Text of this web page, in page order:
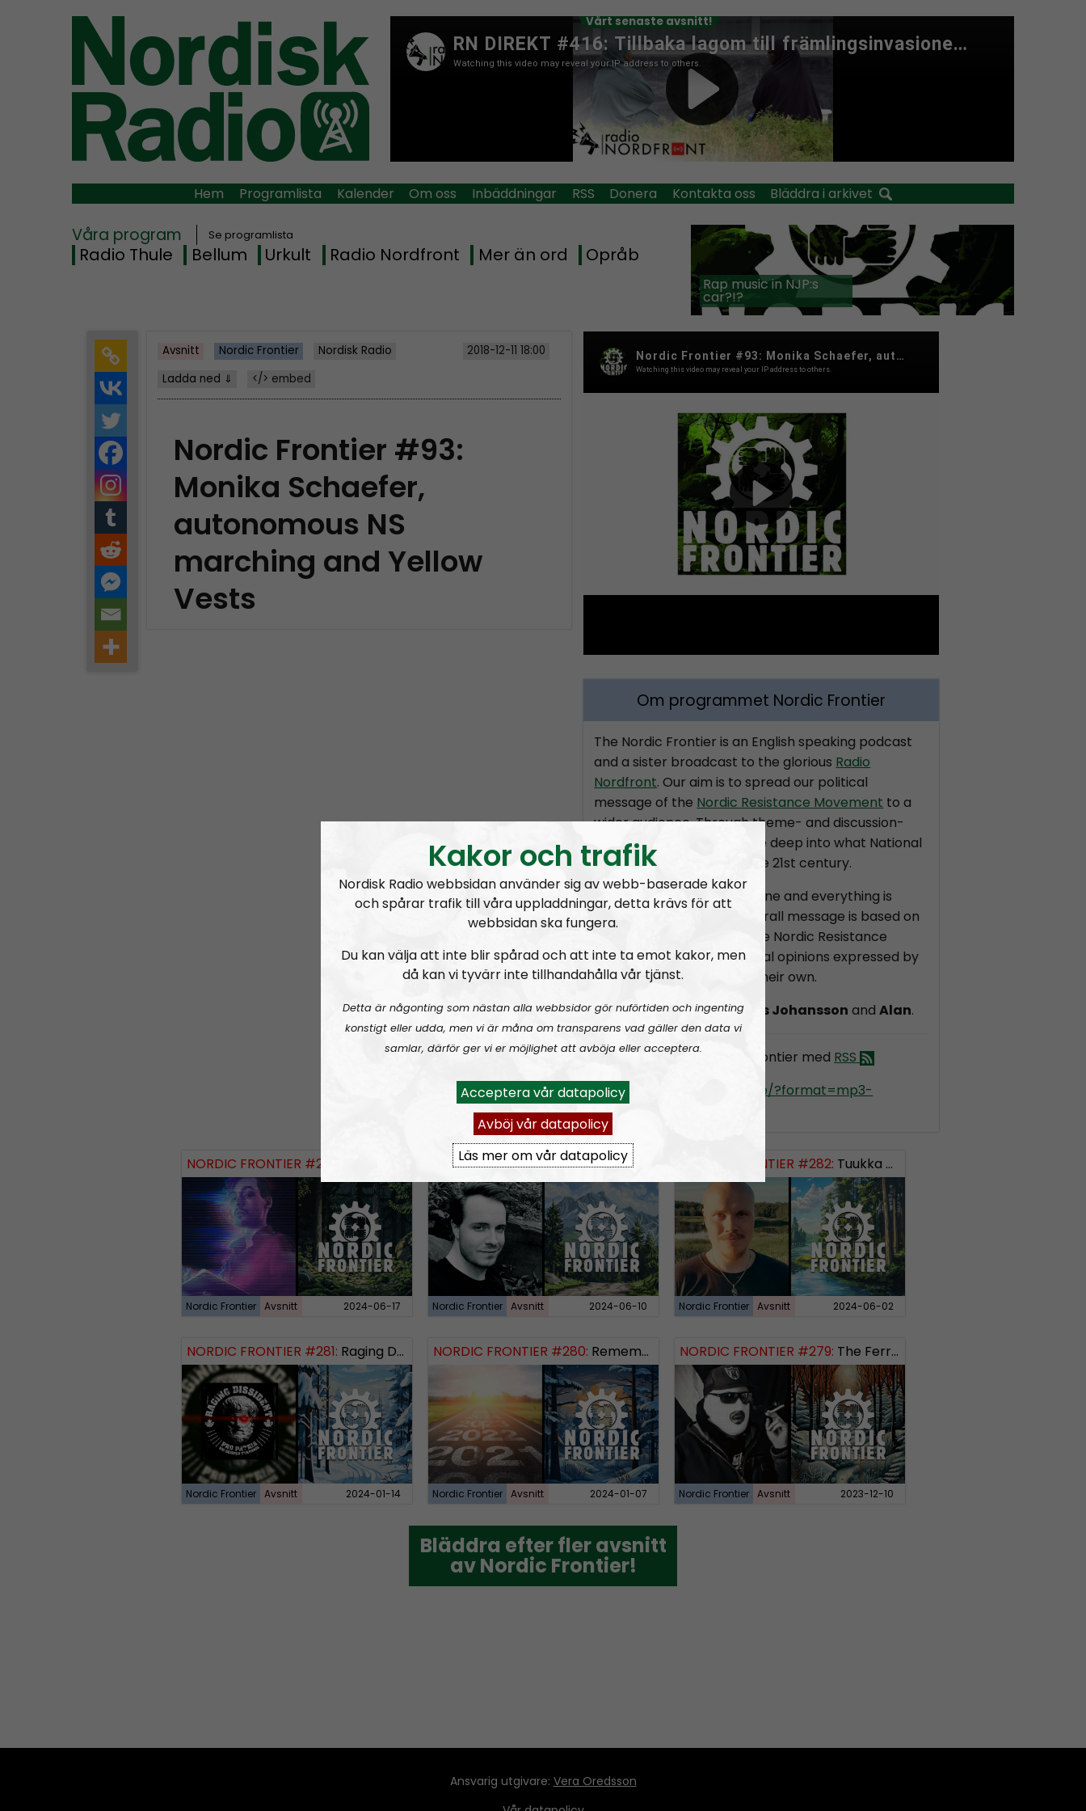
Vårt senaste avsnitt!
Hem Programlista Kalender Om oss Inbäddningar RSS Donera Kontakta oss Bläddra i arkivet
Våra program Se programlista
Radio Thule Bellum Urkult Radio Nordfront Mer än ord Opråb
Rap music in NJP:s
car?!?
Avsnitt Nordic Frontier Nordisk Radio
2018-12-11 18:00
Ladda ned ⇓
</> embed
Nordic Frontier #93:
Monika Schaefer,
autonomous NS
marching and Yellow
Vests
Om programmet Nordic Frontier
The Nordic Frontier is an English speaking podcast
and a sister broadcast to the glorious Radio
Nordfront. Our aim is to spread our political
message of the Nordic Resistance Movement to a
wider audience. Through theme- and discussion-
based episodes we will dive deep into what National
Socialism has to offer in the 21st century.
The format is not set in stone and everything is
subject to change, the overall message is based on
the political direction of the Nordic Resistance
Movement but the individual opinions expressed by
the hosts and guests are their own.
Permanent hosts:Andreas Johansson andAlan.
Prenumerera på Nordic Frontier med RSS
RSS:https://nordiskradio.se/?format=mp3-
rss&show=nordic-frontier
NORDIC FRONTIER #284:
Nordic Frontier Avsnitt 2024-06-17
NORDIC FRONTIER #283:Warren Balogh of Warstrike
Nordic Frontier Avsnitt 2024-06-10
NORDIC FRONTIER #282: Tuukka Kuru of Sinimusta Liike
Nordic Frontier Avsnitt 2024-06-02
NORDIC FRONTIER #281: Raging Dissident
Nordic Frontier Avsnitt 2024-01-14
NORDIC FRONTIER #280: Remembering 2023 and looking forward
Nordic Frontier Avsnitt 2024-01-07
NORDIC FRONTIER #279: The Ferryman’s Toll
Nordic Frontier Avsnitt 2023-12-10
Bläddra efter fler avsnitt
av Nordic Frontier!
Bläddra efter fler avsnitt
av Nordic Frontier!
Ansvarig utgivare: Vera Oredsson
Kakor och trafik
Nordisk Radio webbsidan använder sig av webb-baserade kakor
och spårar trafik till våra uppladdningar, detta krävs för att
webbsidan ska fungera.
Du kan välja att inte blir spårad och att inte ta emot kakor, men
då kan vi tyvärr inte tillhandahålla vår tjänst.
Detta är någonting som nästan alla webbsidor gör nuförtiden och ingenting
konstigt eller udda, men vi är måna om transparens vad gäller den data vi
samlar, därför ger vi er möjlighet att avböja eller acceptera.
Acceptera vår datapolicy
Avböj vår datapolicy
Läs mer om vår datapolicy